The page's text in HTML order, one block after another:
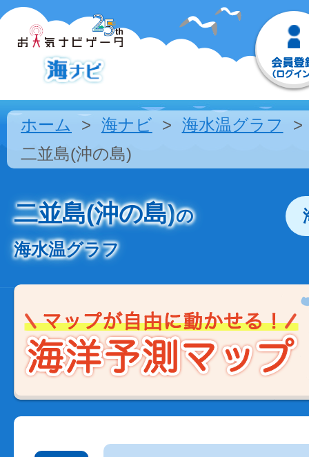
ホーム 海ナビ
海水温グラフ
二並島(沖の島)
二並島(沖の島)の
海水温グラフ